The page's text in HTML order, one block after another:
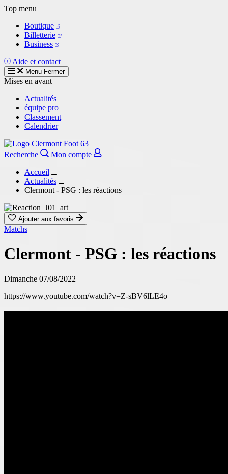
Aller
contenu
principal
Top menu
Boutique
Billetterie
Business
Aide et contact
Menu Fermer
Mises en avant
Actualités
équipe pro
Classement
Calendrier
Recherche
Mon compte
Accueil
Actualités
Clermont - PSG : les réactions
Ajouter aux favoris
Matchs
Clermont - PSG : les réactions
Dimanche 07/08/2022
https://www.youtube.com/watch?v=Z-sBV6lLE4o